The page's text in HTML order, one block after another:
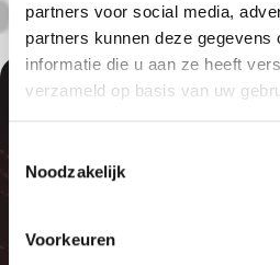
partners voor social media,
partners kunnen deze gegevens
informatie die u aan ze heeft
verzameld op basis van uw
Noodzakelijk
Voorkeuren